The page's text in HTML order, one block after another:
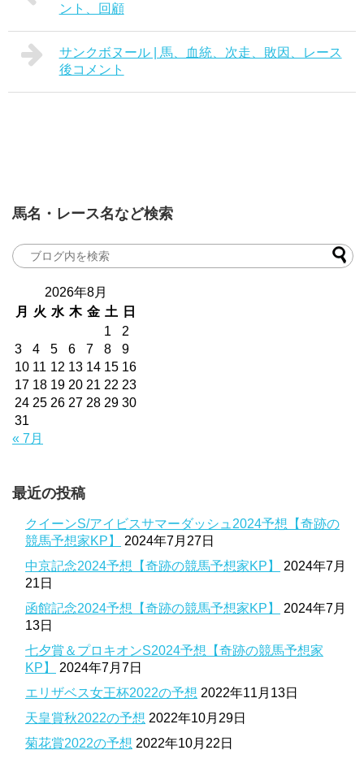
ント、回顧
サンクボヌール | 馬、血統、次走、敗因、レース
後コメント
馬名・レース名など検索
2026年8月
月
火 水 木 金 土
日
1
2
3
4 5 6 7 8
9
10 11 12 13 14 15 16
17 18 19 20 21 22 23
24 25 26 27 28 29 30
31
« 7月
最近の投稿
クイーンS/アイビスサマーダッシュ2024予想【奇跡の
競馬予想家KP】
2024年7月27日
中京記念2024予想【奇跡の競馬予想家KP】
2024年7月
21日
函館記念2024予想【奇跡の競馬予想家KP】
2024年7月
13日
七夕賞＆プロキオンS2024予想【奇跡の競馬予想家
KP】
2024年7月7日
エリザベス女王杯2022の予想 2022年11月13日
天皇賞秋2022の予想 2022年10月29日
菊花賞2022の予想 2022年10月22日